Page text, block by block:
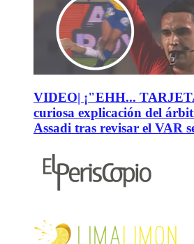
VIDEO| ¡"EHH...
curiosa explicación del
Assadi tras revisar el VAR